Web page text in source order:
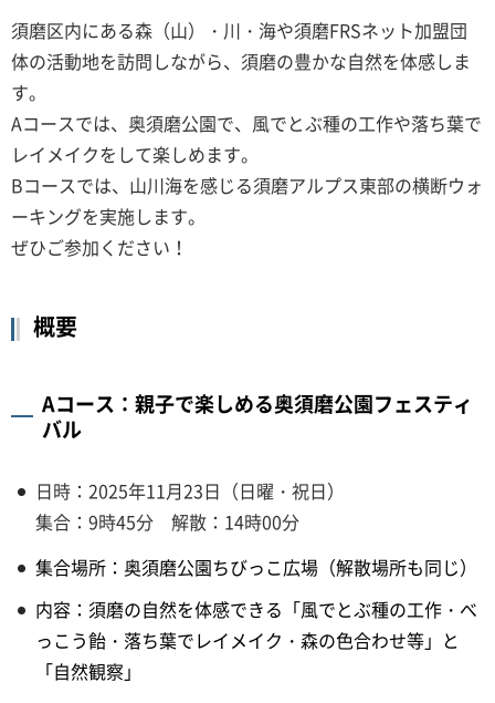
須磨区内にある森（山）・川・海や須磨FRSネット加盟団
体の活動地を訪問しながら、須磨の豊かな自然を体感しま
す。
Aコースでは、奥須磨公園で、風でとぶ種の工作や落ち葉で
レイメイクをして楽しめます。
Bコースでは、山川海を感じる須磨アルプス東部の横断ウォ
ーキングを実施します。
ぜひご参加ください！
概要
Aコース：親子で楽しめる奥須磨公園フェスティ
バル
日時：2025年11月23日（日曜・祝日）
集合：9時45分 解散：14時00分
集合場所：奥須磨公園ちびっこ広場（解散場所も同じ）
内容：須磨の自然を体感できる「風でとぶ種の工作・べ
っこう飴・落ち葉でレイメイク・森の色合わせ等」と
「自然観察」